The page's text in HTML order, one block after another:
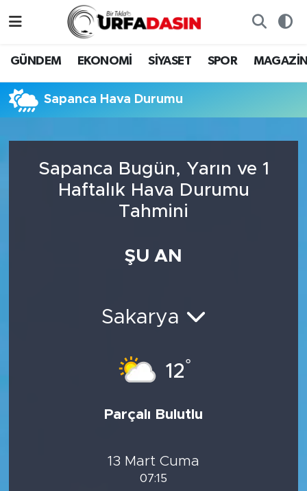
GÜNDEM EKONOMİ SİYASET SPOR
Sapanca Hava Durumu
Sapanca Bugün, Yarın ve 1
Haftalık Hava Durumu
Tahmini
ŞU AN
Sakarya
12°
Parçalı Bulutlu
13 Mart Cuma
07:15
MAGAZİN
Nöbetçi Eczaneler
Süper Lig Puan Durumu ve Fikstür
Son Dakika Haberleri